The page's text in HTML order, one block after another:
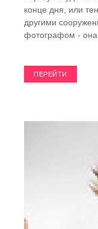
конце дня, или
другими
фотографом - она
ПЕРЕЙТИ